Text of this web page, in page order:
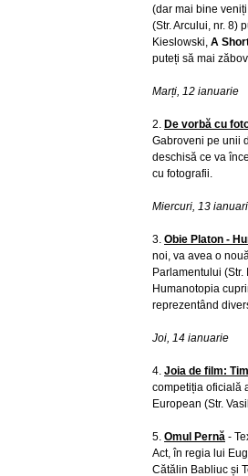
(dar mai bine
(Str. Arcului, nr. 8)
Kieslowski, A
puteți să mai
Marți, 12 ianuarie
2. De vorbă cu
Gabroveni pe unii
deschisă ce va
cu fotografii.
Miercuri, 13
3. Obie Platon -
noi, va avea o
Parlamentului
Humanotopia
reprezentând
Joi, 14 ianuarie
4. Joia de film:
competiția oficială
European (Str.
5. Omul Pernă -
Act, în regia lui
Cătălin Babliuc și